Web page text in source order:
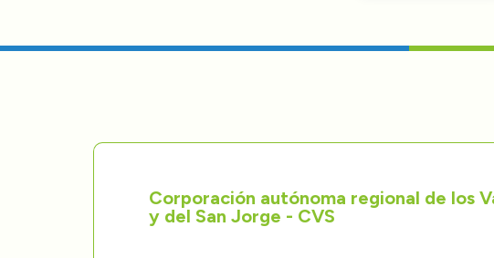
Corporación autónoma regional de los
y del San Jorge - CVS